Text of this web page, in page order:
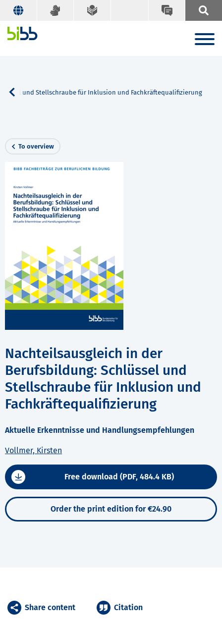
und Stellschraube für Inklusion und Fachkräftequalifizierung
To overview
Nachteilsausgleich in der
Berufsbildung: Schlüssel und
Stellschraube für Inklusion und
Fachkräftequalifizierung
Aktuelle Erkenntnisse und Handlungsempfehlungen
Vollmer, Kirsten
Free download (PDF, 484.4 KB)
Order the print edition for €24.90
Share content Citation